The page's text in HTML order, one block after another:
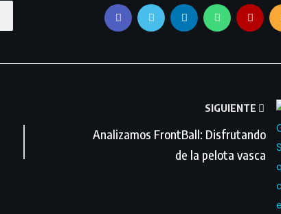
SIGUIENTE
Analizamos FrontBall: Disfrutando
de la pelota vasca